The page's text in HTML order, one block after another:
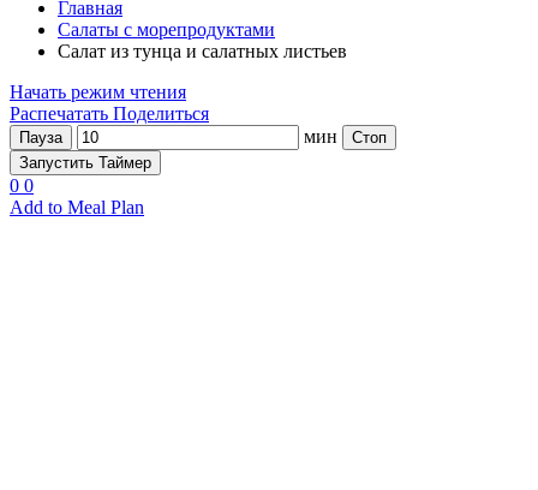
Главная
Салаты с морепродуктами
Салат из тунца и салатных листьев
Начать режим чтения
Распечатать Поделиться
Пауза мин
Стоп
Запустить Таймер
0 0
Add to Meal Plan